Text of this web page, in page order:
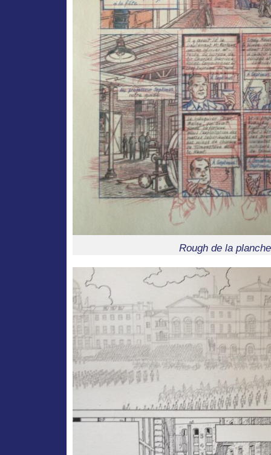
Rough de la